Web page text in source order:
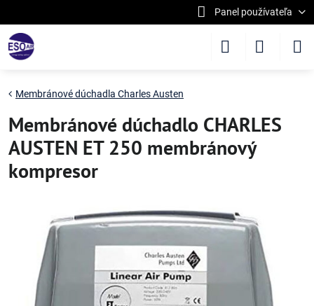
Panel používateľa
Membránové dúchadla Charles Austen
Membránové dúchadlo CHARLES
AUSTEN ET 250 membránový
kompresor